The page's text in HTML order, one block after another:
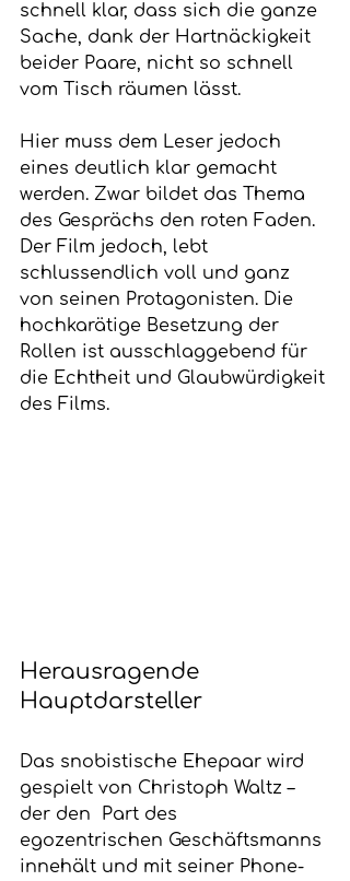
schnell klar, dass sich die ganze
Sache, dank der Hartnäckigkeit
beider Paare, nicht so schnell
vom Tisch räumen lässt.
Hier muss dem Leser jedoch
eines deutlich klar gemacht
werden. Zwar bildet das Thema
des Gesprächs den roten Faden.
Der Film jedoch, lebt
schlussendlich voll und ganz
von seinen Protagonisten. Die
hochkarätige Besetzung der
Rollen ist ausschlaggebend für
die Echtheit und Glaubwürdigkeit
des Films.
Herausragende
Hauptdarsteller
Das snobistische Ehepaar wird
gespielt von Christoph Waltz –
der den  Part des
egozentrischen Geschäftsmanns
innehält und mit seiner Phone-